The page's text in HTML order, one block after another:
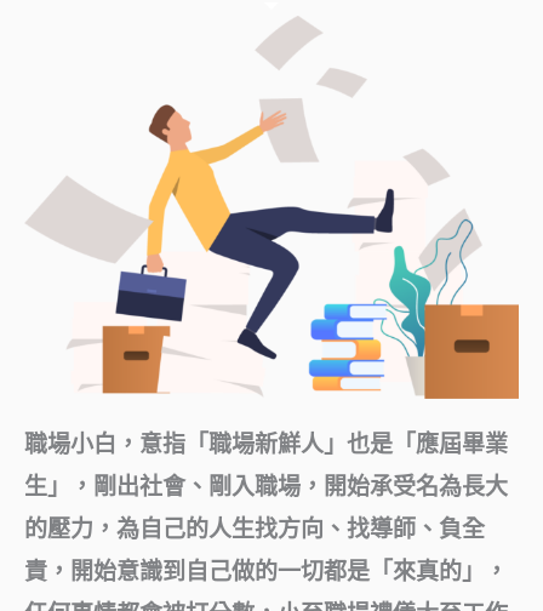
職場小白，意指「職場新鮮人」也是「應屆畢業
生」，剛出社會、剛入職場，開始承受名為長大
的壓力，為自己的人生找方向、找導師、負全
責，開始意識到自己做的一切都是「來真的」，